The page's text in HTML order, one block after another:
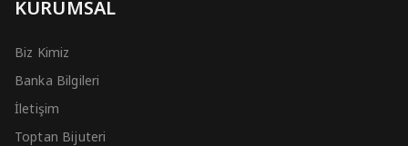
KURUMSAL
Biz Kimiz
Banka Bilgileri
İletişim
Toptan Bijuteri